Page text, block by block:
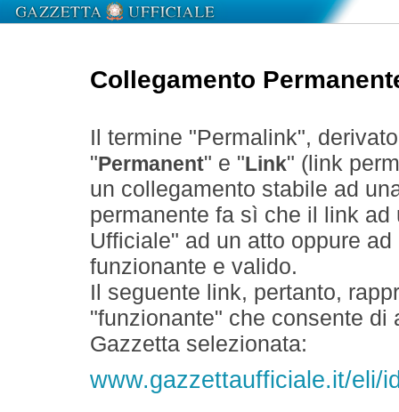
Collegamento
Il termine "Permalink",
" Permanent" e " Link" (link
un collegamento stabile ad
permanente fa sì che il link
Ufficiale" ad un atto oppure
funzionante e valido.
Il seguente link, pertanto,
"funzionante" che consente
Gazzetta selezionata:
www.gazzettaufficiale.it/eli/